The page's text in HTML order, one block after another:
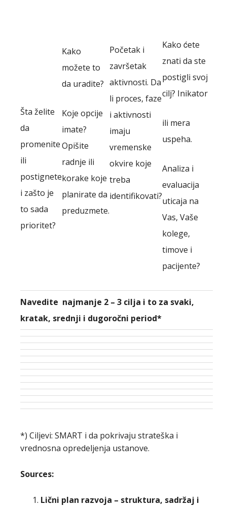
Šta želite
da
promenite
ili
postignete
i zašto je
to sada
prioritet?
Kako
možete to
da uradite?
Koje opcije
imate?
Opišite
radnje ili
korake koje
planirate da
preduzmete.
Početak i
završetak
aktivnosti. Da
li proces, faze
i aktivnosti
imaju
vremenske
okvire koje
treba
identifikovati?
Kako ćete
znati da ste
postigli svoj
cilj? Inikator
ili mera
uspeha.
Analiza i
evaluacija
uticaja na
Vas, Vaše
kolege,
timove i
pacijente?
Navedite najmanje 2 – 3 cilja i to za svaki,
kratak, srednji i dugoročni period*
*) Ciljevi: SMART i da pokrivaju strateška i
vrednosna opredeljenja ustanove.
Sources:
Lični plan razvoja – struktura, sadržaj i